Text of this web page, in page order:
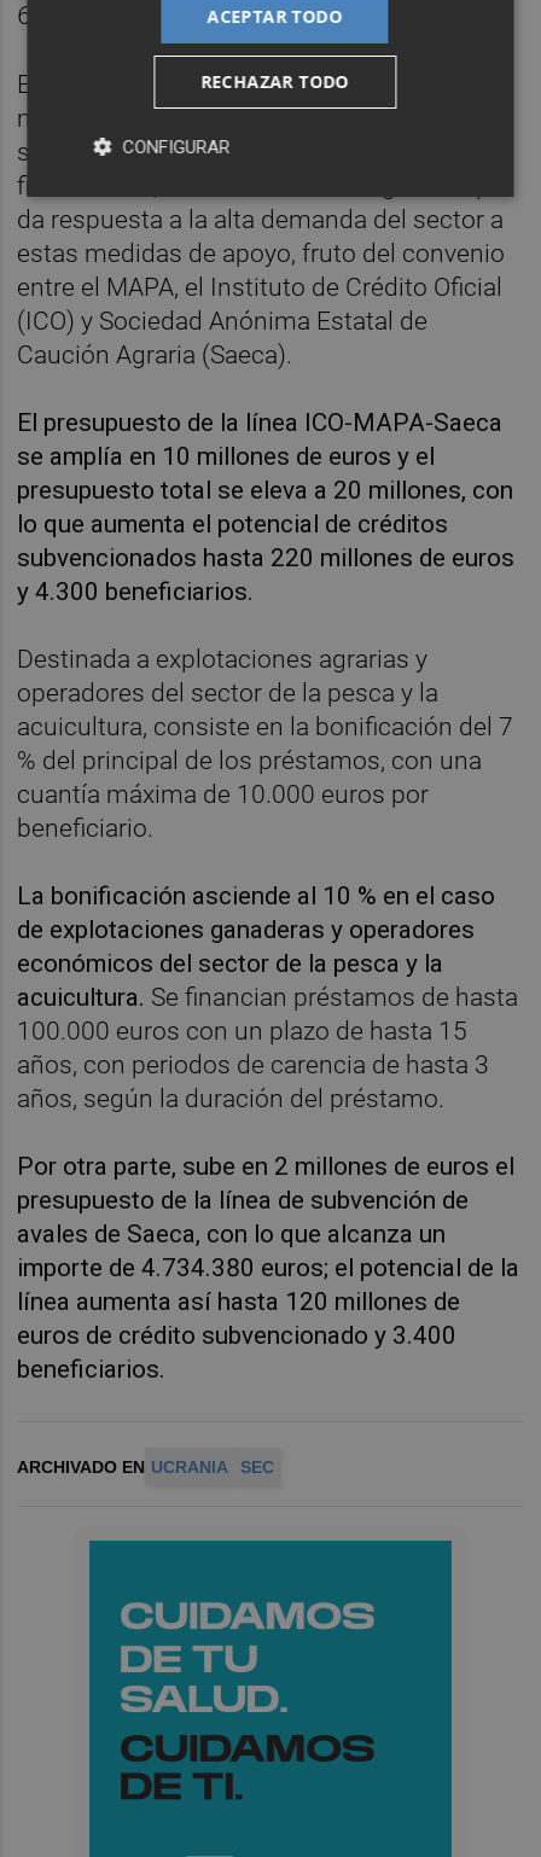
65 % sobre el coste de la prima.
En lo que respecta a la ampliación en 12
millones (24,7 millones de euros) a las
subvenciones para la obtención de
financiación, el Ministerio ha asegurado que
da respuesta a la alta demanda del sector a
estas medidas de apoyo, fruto del convenio
entre el MAPA, el Instituto de Crédito Oficial
(ICO) y Sociedad Anónima Estatal de
Caución Agraria (Saeca).
El presupuesto de la línea ICO-MAPA-Saeca
se amplía en 10 millones de euros y el
presupuesto total se eleva a 20 millones, con
lo que aumenta el potencial de créditos
subvencionados hasta 220 millones de euros
y 4.300 beneficiarios.
Destinada a explotaciones agrarias y
operadores del sector de la pesca y la
acuicultura, consiste en la bonificación del 7
% del principal de los préstamos, con una
cuantía máxima de 10.000 euros por
beneficiario.
La bonificación asciende al 10 % en el caso
de explotaciones ganaderas y operadores
económicos del sector de la pesca y la
acuicultura. Se financian préstamos de hasta
100.000 euros con un plazo de hasta 15
años, con periodos de carencia de hasta 3
años, según la duración del préstamo.
Por otra parte, sube en 2 millones de euros el
presupuesto de la línea de subvención de
avales de Saeca, con lo que alcanza un
importe de 4.734.380 euros; el potencial de la
línea aumenta así hasta 120 millones de
euros de crédito subvencionado y 3.400
beneficiarios.
ARCHIVADO EN UCRANIA SEC
ACEPTAR TODO
RECHAZAR TODO
CONFIGURAR